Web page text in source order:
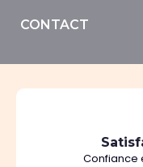
CONTACT
Confiance